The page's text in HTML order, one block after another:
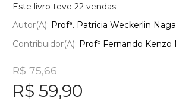
Este livro teve 22 vendas
Autor(a): Profª. Patricia Weckerlin
Contribuidor(a): Profº Fernando Kenzo
R$ 75,66
R$ 59,90